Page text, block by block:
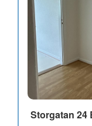
Storgatan 24